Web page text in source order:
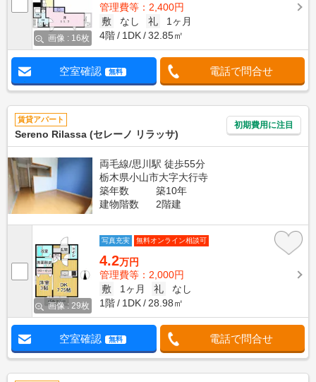
画像 : 16枚
管理費等：2,400円
敷
なし 礼
1ヶ月
4階
1DK 32.85㎡
空室確認 無料 電話で問合せ
賃貸アパート
Sereno Rilassa (セレーノ リラッサ)
初期費用に注目
両毛線/思川駅 徒歩55分
栃木県小山市大字大行寺
築年数
築10年
建物階数
2階建
画像 : 29枚
写真充実 無料オンライン相談可
4.2万円
管理費等：2,000円
敷
1ヶ月 礼
なし
1階
1DK 28.98㎡
空室確認 無料 電話で問合せ